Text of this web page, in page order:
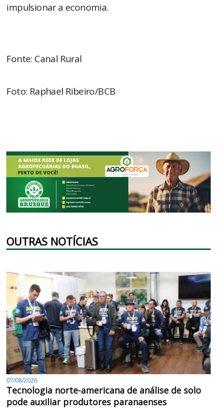
impulsionar a economia.
Fonte: Canal Rural
Foto: Raphael Ribeiro/BCB
OUTRAS NOTÍCIAS
07/08/2026
Tecnologia norte-americana de análise de solo
pode auxiliar produtores paranaenses